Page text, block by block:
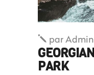
parAdmin
PARK